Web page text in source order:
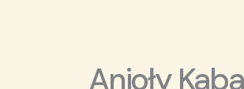
Anioły